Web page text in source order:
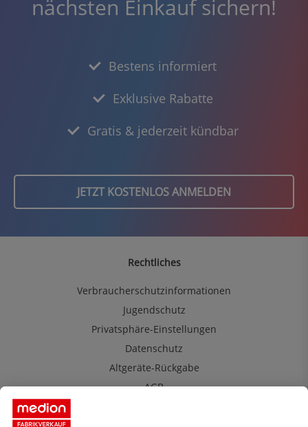
nächsten Einkauf sichern!
Bestens informiert
Exklusive Rabatte
Gratis & jederzeit kündbar
JETZT KOSTENLOS ANMELDEN
Rechtliches
Verbraucherschutzinformationen
Jugendschutz
Privatsphäre-Einstellungen
Datenschutz
Altgeräte-Rückgabe
AGB